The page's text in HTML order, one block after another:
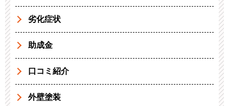
劣化症状
助成金
口コミ紹介
外壁塗装